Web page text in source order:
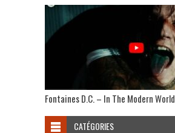
Fontaines D.C. – In The Modern World
CATÉGORIES